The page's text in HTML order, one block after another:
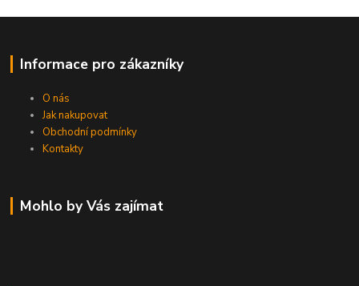
Informace pro zákazníky
O nás
Jak nakupovat
Obchodní podmínky
Kontakty
Mohlo by Vás zajímat